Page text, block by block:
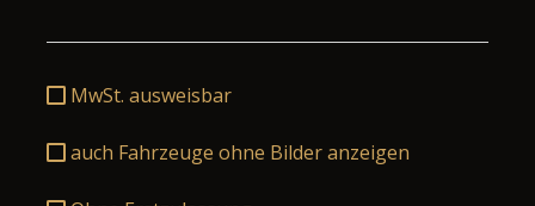
MwSt. ausweisbar
auch Fahrzeuge ohne Bilder anzeigen